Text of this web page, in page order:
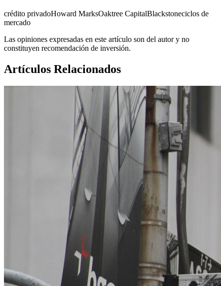
crédito privadoHoward MarksOaktree CapitalBlackstoneciclos de
mercado
Las opiniones expresadas en este artículo son del autor y no
constituyen recomendación de inversión.
Artículos Relacionados